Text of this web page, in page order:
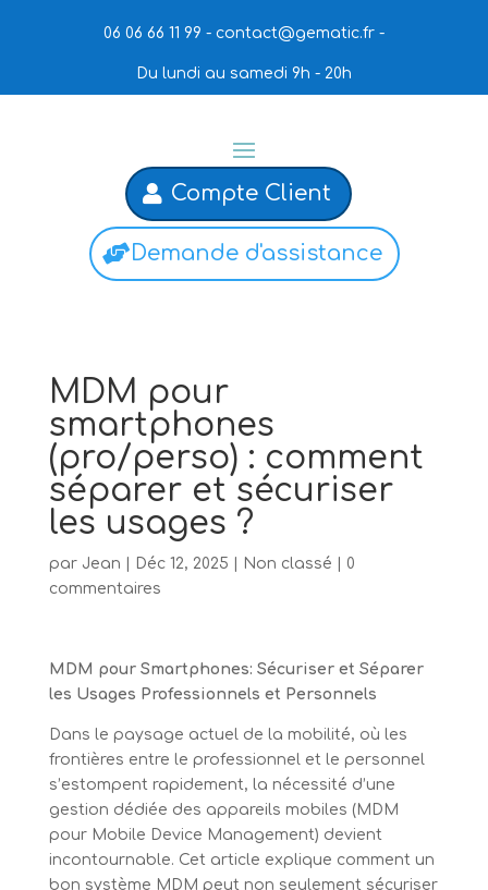
06 06 66 11 99 - contact@gematic.fr -
Du lundi au samedi 9h - 20h
Compte Client
Demande d'assistance
MDM pour
smartphones
(pro/perso) : comment
séparer et sécuriser
les usages ?
par Jean Déc 12, 2025 Non classé
0
commentaires
MDM pour Smartphones: Sécuriser et Séparer
les Usages Professionnels et Personnels
Dans le paysage actuel de la mobilité, où les
frontières entre le professionnel et le personnel
s’estompent rapidement, la nécessité d’une
gestion dédiée des appareils mobiles (MDM
pour Mobile Device Management) devient
incontournable. Cet article explique comment un
bon système MDM peut non seulement sécuriser